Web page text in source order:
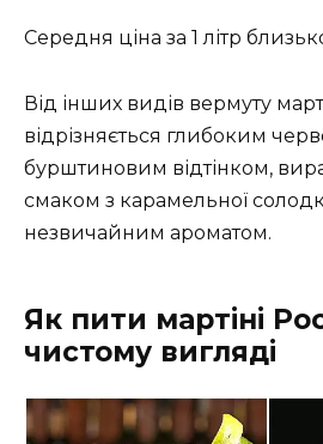
Середня ціна за 1 літр
Від інших видів вермуту
відрізняється глибоким
бурштиновим відтінком,
смаком з карамельної
незвичайним ароматом.
Як пити мартіні
чистому вигляді